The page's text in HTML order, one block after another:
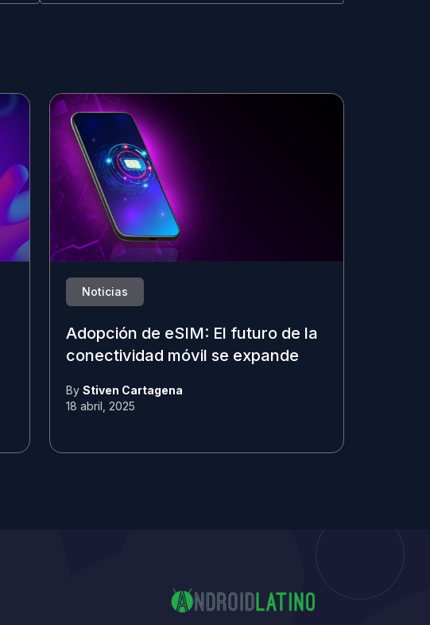
Noticias
Adopción de eSIM: El futuro de la
conectividad móvil se expande
By Stiven Cartagena
18 abril, 2025